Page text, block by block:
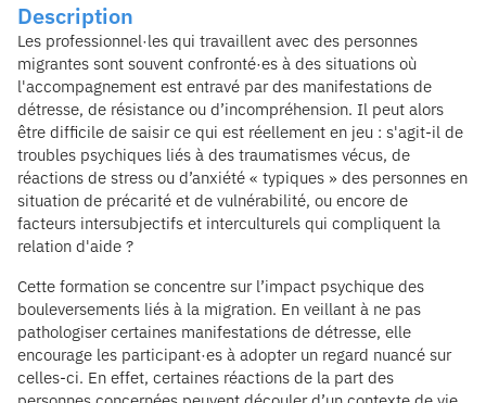
Description
Les professionnel·les qui travaillent avec des personnes
migrantes sont souvent confronté·es à des situations où
l'accompagnement est entravé par des manifestations de
détresse, de résistance ou d’incompréhension. Il peut alors
être difficile de saisir ce qui est réellement en jeu : s'agit-il de
troubles psychiques liés à des traumatismes vécus, de
réactions de stress ou d’anxiété « typiques » des personnes en
situation de précarité et de vulnérabilité, ou encore de
facteurs intersubjectifs et interculturels qui compliquent la
relation d'aide ?
Cette formation se concentre sur l’impact psychique des
bouleversements liés à la migration. En veillant à ne pas
pathologiser certaines manifestations de détresse, elle
encourage les participant·es à adopter un regard nuancé sur
celles-ci. En effet, certaines réactions de la part des